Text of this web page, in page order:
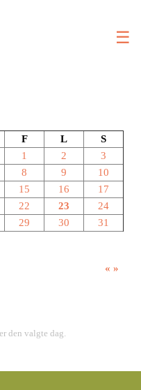
☰
F L
S
1 2
3
8 9
10
15 16
17
22 23
24
29 30
31
« »
den valgte dag.